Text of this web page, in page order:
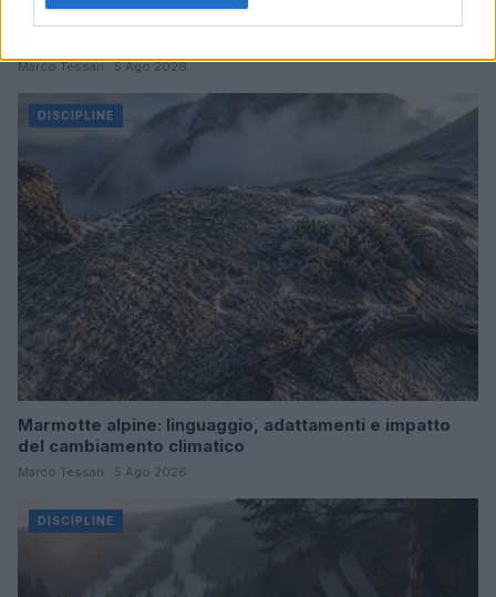
Marco Tessari · 5 Ago 2026
DISCIPLINE
Marmotte alpine: linguaggio, adattamenti e impatto
del cambiamento climatico
Marco Tessari · 5 Ago 2026
DISCIPLINE